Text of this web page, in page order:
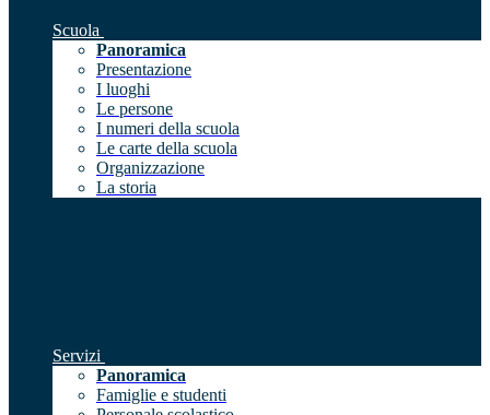
Scuola
Panoramica
Presentazione
I luoghi
Le persone
I numeri della scuola
Le carte della scuola
Organizzazione
La storia
Servizi
Panoramica
Famiglie e studenti